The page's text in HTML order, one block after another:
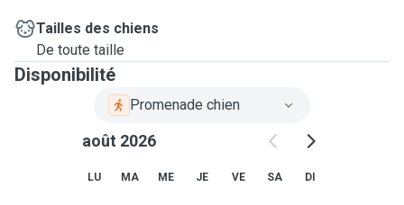
Tailles des chiens
De toute taille
Disponibilité
Promenade chien
août 2026
LU MA ME JE VE SA DI